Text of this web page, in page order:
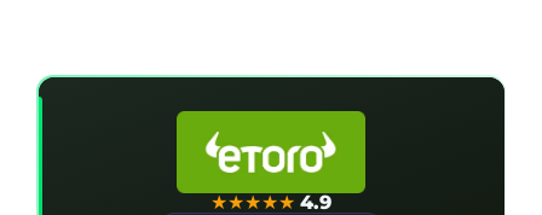
★★★★★ 4.9